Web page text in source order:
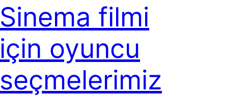
Sinema filmi
için oyuncu
seçmelerimiz